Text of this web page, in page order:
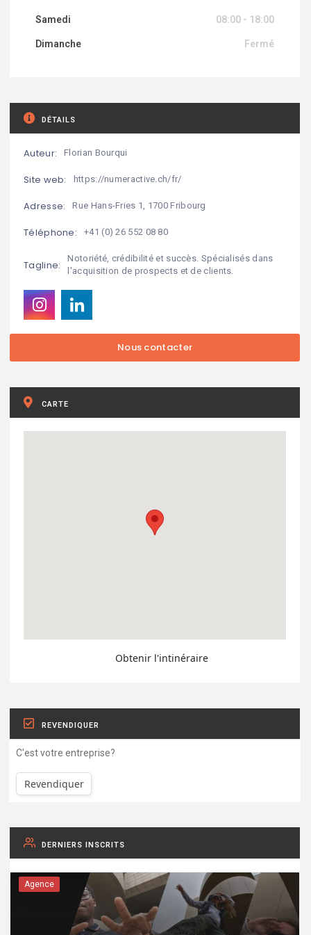
Samedi 08:00 - 18:00
Dimanche Fermé
DÉTAILS
Auteur: Florian Bourqui
Site web: https://numeractive.ch/fr/
Adresse: Rue Hans-Fries 1, 1700 Fribourg
Téléphone: +41 (0) 26 552 08 80
Tagline:
Notoriété, crédibilité et succès. Spécialisés dans
l'acquisition de prospects et de clients.
CARTE
Obtenir l'intinéraire
REVENDIQUER
C'est votre entreprise?
Revendiquer
DERNIERS INSCRITS
Agence